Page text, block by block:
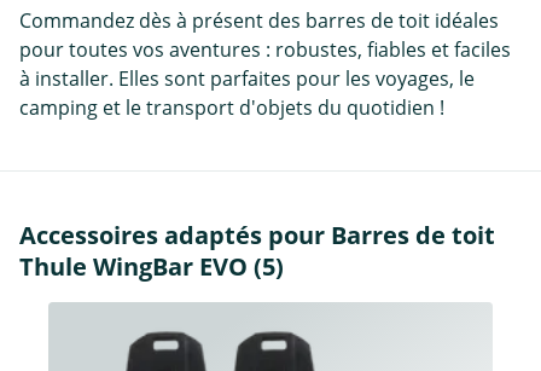
Commandez dès à présent des barres de toit idéales
pour toutes vos aventures : robustes, fiables et faciles
à installer. Elles sont parfaites pour les voyages, le
camping et le transport d'objets du quotidien !
Accessoires adaptés pour Barres de toit
Thule WingBar EVO (5)